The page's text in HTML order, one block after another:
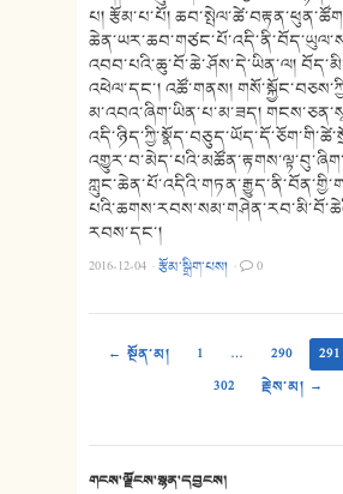
པ། རྩོམ་པ་པོ།
འབབ་པའི་ཆུ་བོ་ཆེ་ཤོས་དེ་ཡིན་ལ།
འཕེལ་དང་། འཚོ་གནས།
མ་འབའ་ཞིག་ཡིན་པ་མ་ཟད།
རབས་དང་།
2016-12-04 ·རྩོམ་སྒྲིག་པས། · 0
← སྔོན་མ། 1 … 290 291
302
རྗེས་མ། →
གངས་ལྗོངས་སྙན་དབྱངས།